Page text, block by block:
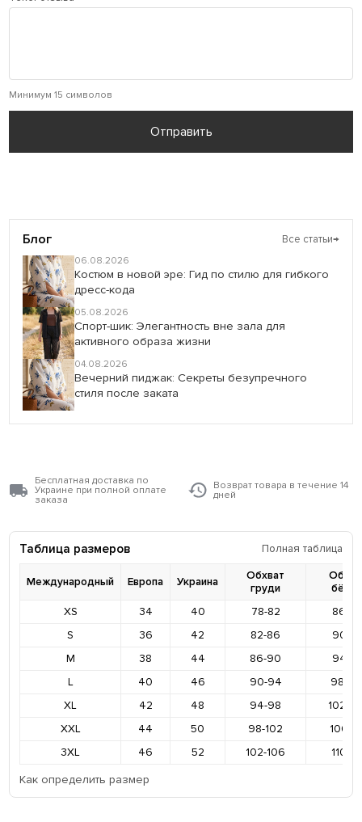
Минимум 15 символов
Отправить
Блог Все статьи→
06.08.2026
Костюм в новой эре: Гид по стилю для гибкого
дресс-кода
05.08.2026
Спорт-шик: Элегантность вне зала для
активного образа жизни
04.08.2026
Вечерний пиджак: Секреты безупречного
стиля после заката
Бесплатная доставка по
Украине при полной оплате
заказа
Возврат товара в течение 14
дней
Таблица размеров Полная таблица
Международный Европа Украина
Обхват
груди
XS
34 40 78-82
86-
S
36 42 82-86
90-
M
38 44 86-90
94-
L
40 46 90-94
98-
XL
42 48 94-98
102-
XXL
44 50 98-102
106-
3XL
46 52 102-106
110-
Как определить размер